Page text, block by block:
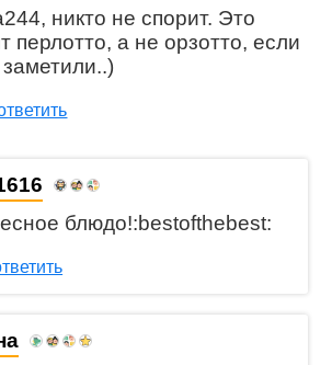
никто не спорит. Это
перлотто, а не орзотто, если
блюдо!:bestofthebest: